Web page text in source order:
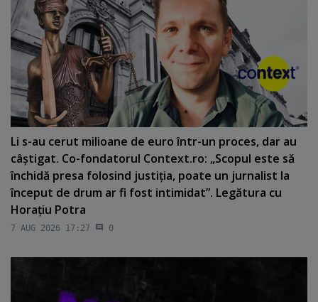
Li s-au cerut milioane de euro într-un proces, dar au
câştigat. Co-fondatorul Context.ro: „Scopul este să
închidă presa folosind justiţia, poate un jurnalist la
început de drum ar fi fost intimidat”. Legătura cu
Horaţiu Potra
7 AUG 2026 17:27 0